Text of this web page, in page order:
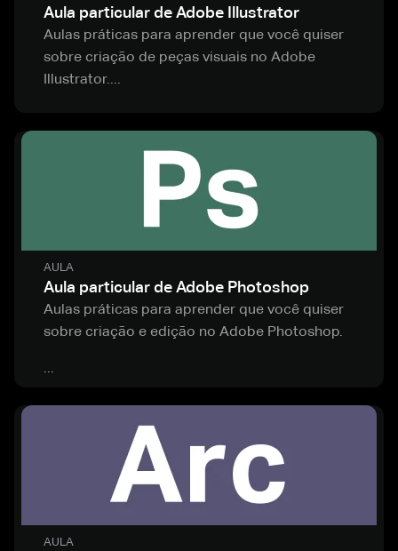
Aula particular de Adobe Illustrator
Aulas práticas para aprender que você quiser
sobre criação de peças visuais no Adobe
Illustrator....
AULA
Aula particular de Adobe Photoshop
Aulas práticas para aprender que você quiser
sobre criação e edição no Adobe Photoshop.
...
AULA